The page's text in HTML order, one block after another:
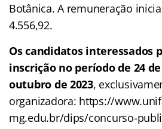
Botânica. A remuneração
4.556,92.
Os candidatos interessados
inscrição no período de 24
outubro de 2023,
organizadora: https://
mg.edu.br/dips/concurso-